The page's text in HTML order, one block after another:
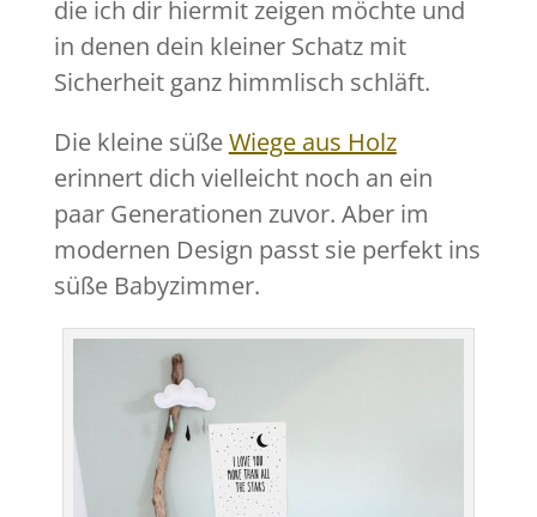
die ich dir hiermit zeigen möchte und
in denen dein kleiner Schatz mit
Sicherheit ganz himmlisch schläft.
Die kleine süßeWiege aus Holz
erinnert dich vielleicht noch an ein
paar Generationen zuvor. Aber im
modernen Design passt sie perfekt ins
süße Babyzimmer.